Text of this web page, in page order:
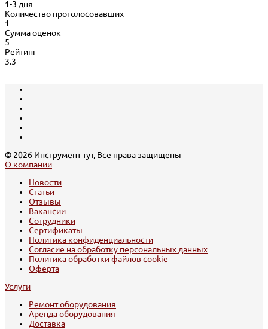
1-3 дня
Количество проголосовавших
1
Сумма оценок
5
Рейтинг
3.3
© 2026 Инструмент тут, Все права защищены
О компании
Новости
Статьи
Отзывы
Вакансии
Сотрудники
Сертификаты
Политика конфиденциальности
Согласие на обработку персональных данных
Политика обработки файлов cookie
Оферта
Услуги
Ремонт оборудования
Аренда оборудования
Доставка